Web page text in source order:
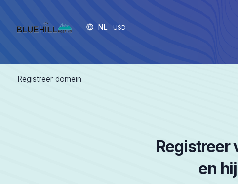
NL- USD
Registreer domein
Registreer
en